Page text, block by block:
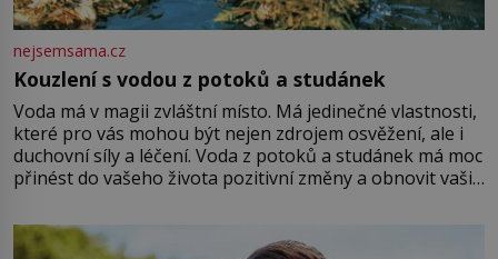
nejsemsama.cz
Kouzlení s vodou z potoků a studánek
Voda má v magii zvláštní místo. Má jedinečné vlastnosti,
které pro vás mohou být nejen zdrojem osvěžení, ale i
duchovní síly a léčení. Voda z potoků a studánek má moc
přinést do vašeho života pozitivní změny a obnovit vaši
můžete obohatit své rituály a přinést do svého života
větší harmonii a klid. Je důležité